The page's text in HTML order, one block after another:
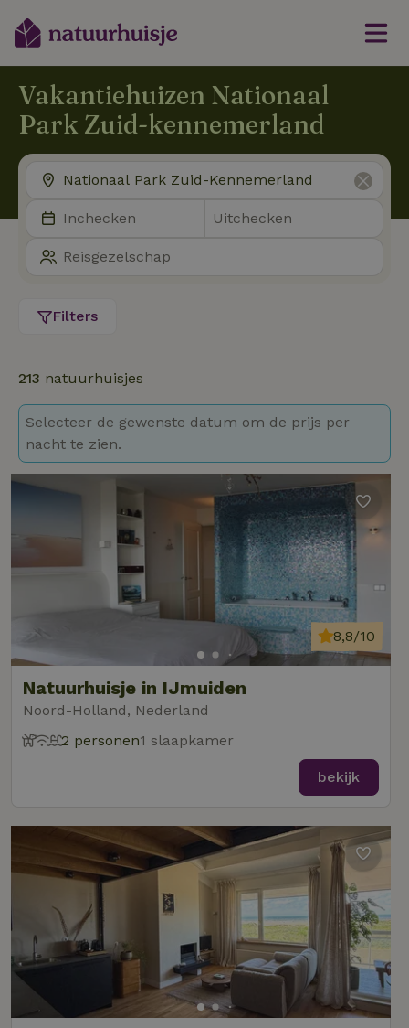
Vakantiehuizen Nationaal
Park Zuid-kennemerland
Filters
213 natuurhuisjes
Selecteer de gewenste datum om de prijs per
nacht te zien.
Natuurhuisje in IJmuiden
Noord-Holland, Nederland
8,8/10
2 personen1 slaapkamer
bekijk